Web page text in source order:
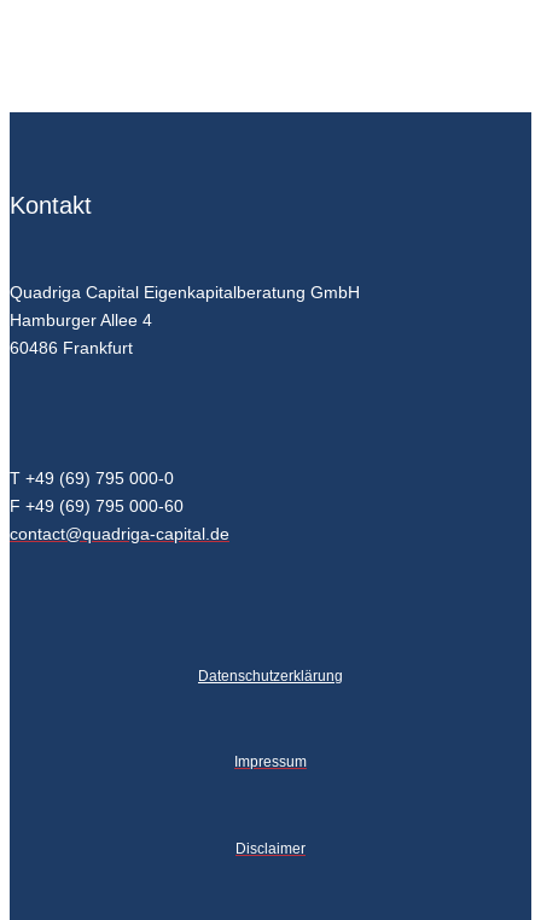
Kontakt
Quadriga Capital Eigenkapitalberatung GmbH
Hamburger Allee 4
60486 Frankfurt
T +49 (69) 795 000-0
F +49 (69) 795 000-60
contact@quadriga-capital.de
Datenschutzerklärung
Impressum
Disclaimer